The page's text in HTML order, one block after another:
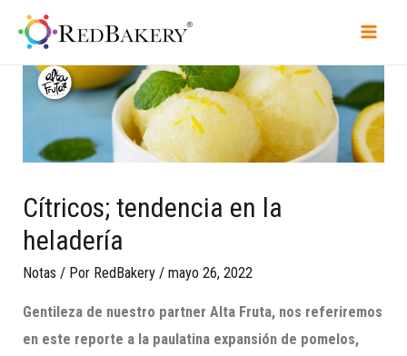
Cítricos; tendencia en la
heladería
Notas / Por RedBakery /mayo 26, 2022
Gentileza de nuestro partner Alta Fruta, nos referiremos
en este reporte a la paulatina expansión de pomelos,